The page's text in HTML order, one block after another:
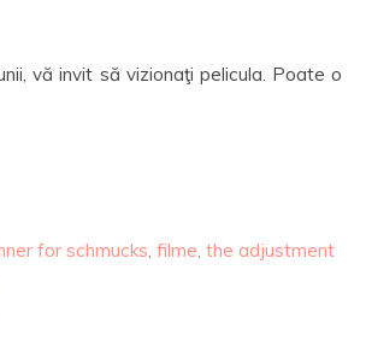
vă invit să vizionaţi pelicula. Poate o
for schmucks, filme, the adjustment